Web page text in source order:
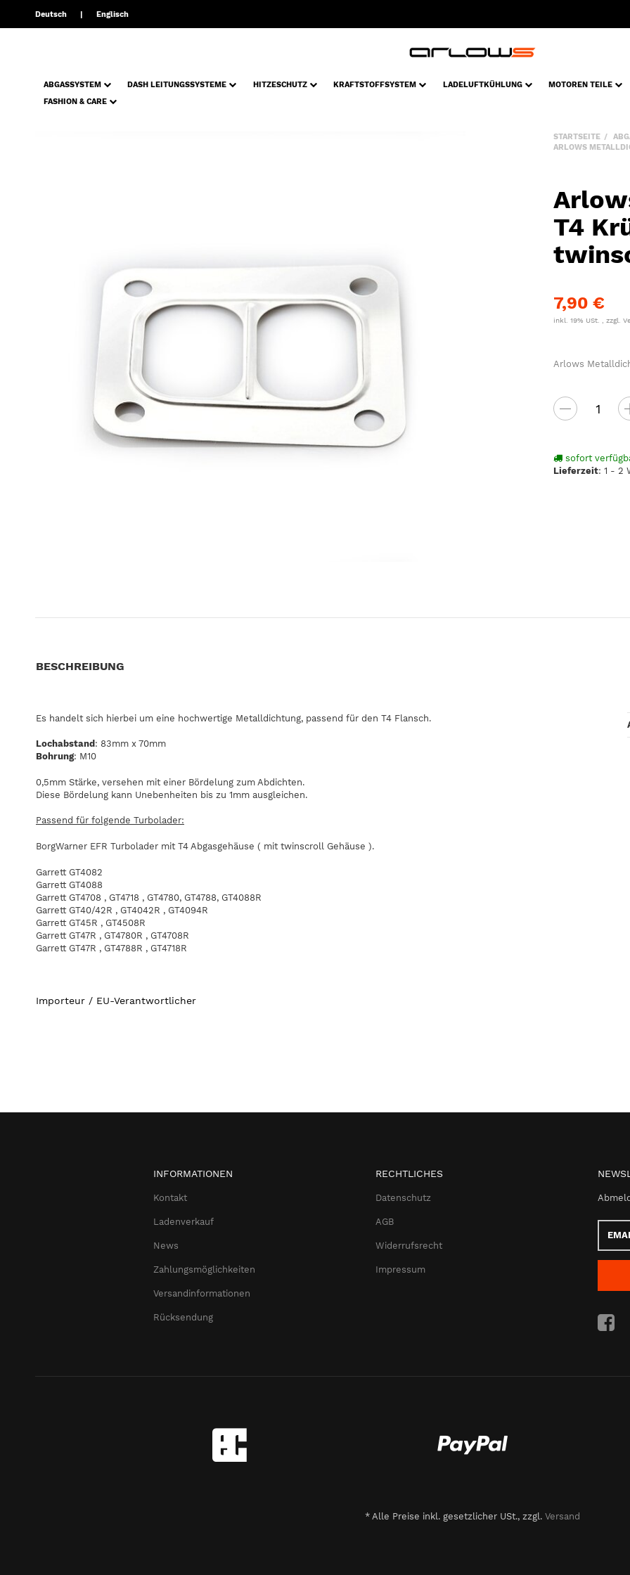
Deutsch Englisch
ABGASSYSTEM DASH LEITUNGSSYSTEME HITZESCHUTZ KRAFTSTOFFSYSTEM LADELUFTKÜHLUNG MOTOREN TEILE
FASHION & CARE
STARTSEITE
ARLOWS
T4
7,90 €
inkl. 19% USt. , zzgl.
Arlows
sofort
Lieferzeit:1 - 2
BESCHREIBUNG
Es handelt sich hierbei um eine hochwertige Metalldichtung, passend für den T4 Flansch.
Lochabstand : 83mm x 70mm
Bohrung: M10
0,5mm Stärke, versehen mit einer Bördelung zum Abdichten.
Diese Bördelung kann Unebenheiten bis zu 1mm ausgleichen.
Passend für folgende Turbolader:
BorgWarner EFR Turbolader mit T4 Abgasgehäuse ( mit twinscroll Gehäuse ).
Garrett GT4082
Garrett GT4088
Garrett GT4708 , GT4718 , GT4780, GT4788, GT4088R
Garrett GT40/42R , GT4042R , GT4094R
Garrett GT45R , GT4508R
Garrett GT47R , GT4780R , GT4708R
Garrett GT47R , GT4788R , GT4718R
Importeur / EU-Verantwortlicher
INFORMATIONEN
Kontakt
Ladenverkauf
News
Zahlungsmöglichkeiten
Versandinformationen
Rücksendung
RECHTLICHES
Datenschutz
AGB
Widerrufsrecht
Impressum
Email-
* Alle Preise inkl. gesetzlicher USt., zzgl. Versand